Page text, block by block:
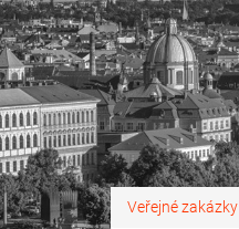
Veřejné zakázky